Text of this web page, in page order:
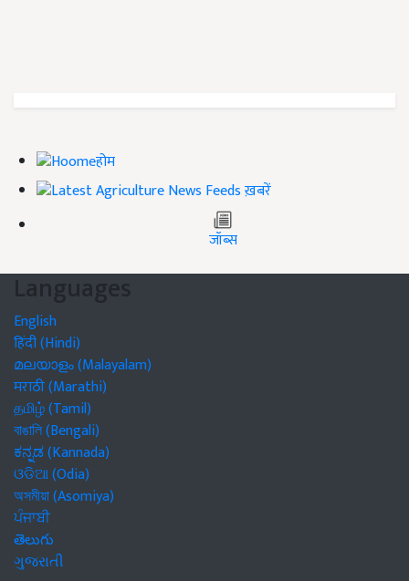
होम
ख़बरें
जॉब्स
Languages
English
हिंदी (Hindi)
മലയാളം (Malayalam)
मराठी (Marathi)
தமிழ் (Tamil)
বাঙালি (Bengali)
ಕನ್ನಡ (Kannada)
ଓଡିଆ (Odia)
অসমীয়া (Asomiya)
ਪੰਜਾਬੀ
తెలుగు
ગુજરાતી